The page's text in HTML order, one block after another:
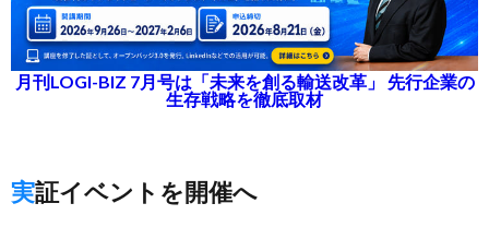
月刊LOGI-BIZ 7月号は「未来を創る輸送改革」 先行企業の
生存戦略を徹底取材
実証イベントを開催へ